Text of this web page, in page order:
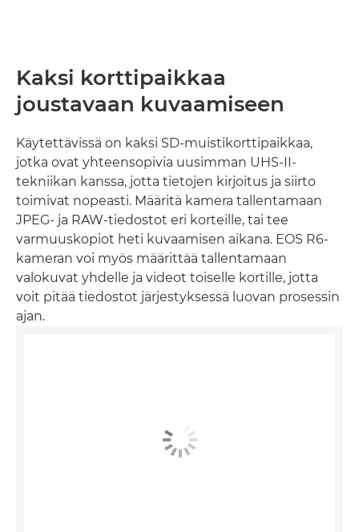
Kaksi korttipaikkaa
joustavaan kuvaamiseen
Käytettävissä on kaksi SD-muistikorttipaikkaa,
jotka ovat yhteensopivia uusimman UHS-II-
tekniikan kanssa, jotta tietojen kirjoitus ja siirto
toimivat nopeasti. Määritä kamera tallentamaan
JPEG- ja RAW-tiedostot eri korteille, tai tee
varmuuskopiot heti kuvaamisen aikana. EOS R6-
kameran voi myös määrittää tallentamaan
valokuvat yhdelle ja videot toiselle kortille, jotta
voit pitää tiedostot järjestyksessä luovan prosessin
ajan.